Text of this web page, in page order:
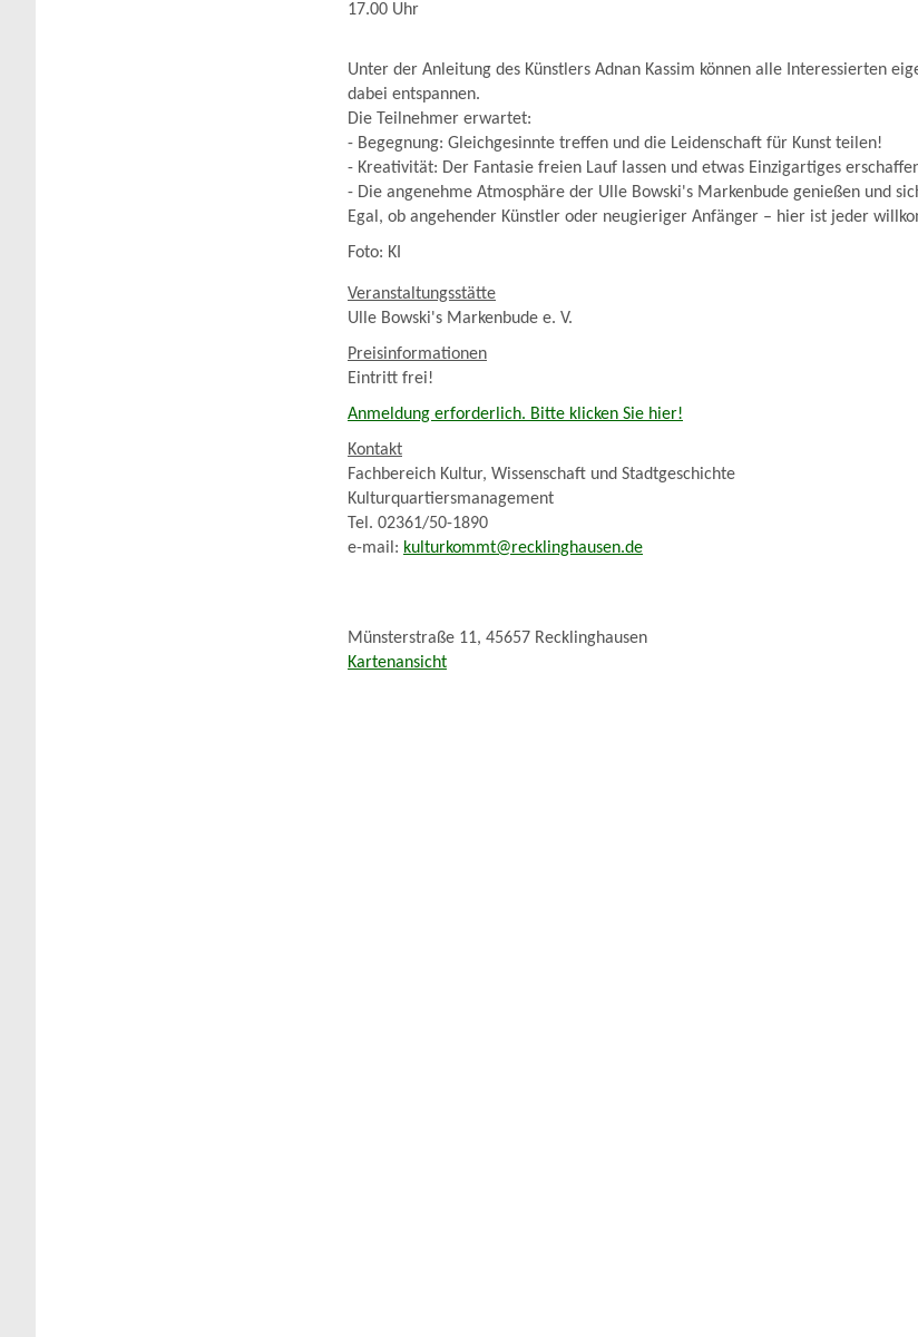
17.00 Uhr
Unter der Anleitung des Künstlers Adnan Kassim können alle Interessierten
dabei entspannen.
Die Teilnehmer erwartet:
- Begegnung: Gleichgesinnte treffen und die Leidenschaft für Kunst teilen!
- Kreativität: Der Fantasie freien Lauf lassen und etwas Einzigartiges
- Die angenehme Atmosphäre der Ulle Bowski's Markenbude genießen und
Egal, ob angehender Künstler oder neugieriger Anfänger – hier ist jeder
Foto: KI
Veranstaltungsstätte
Ulle Bowski's Markenbude e. V.
Preisinformationen
Eintritt frei!
Anmeldung erforderlich. Bitte klicken Sie hier!
Kontakt
Fachbereich Kultur, Wissenschaft und Stadtgeschichte
Kulturquartiersmanagement
Tel. 02361/50-1890
e-mail: kulturkommt@recklinghausen.de
Münsterstraße 11, 45657 Recklinghausen
Kartenansicht